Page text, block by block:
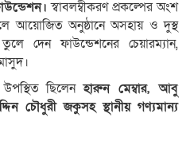
স্বাবলম্বীকরণ প্রকল্পের অংশ
আয়োজিত অনুষ্ঠানে অসহায় ও দুস্থ
দেন ফাউন্ডেশনের চেয়ারম্যান,
উপস্থিত ছিলেনহারুন মেম্বার, আবু
চৌধুরী জকুসহ স্থানীয় গণ্যমান্য